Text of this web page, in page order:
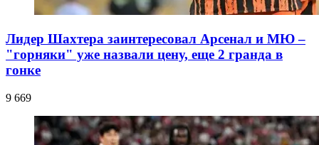
Лидер Шахтера заинтересовал Арсенал и МЮ –
"горняки" уже назвали цену, еще 2 гранда в
гонке
9 669